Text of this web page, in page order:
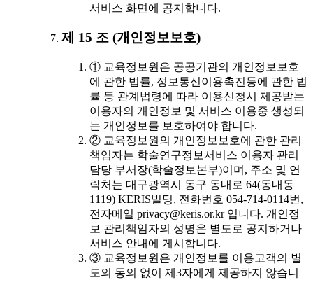
서비스 화면에 공지합니다.
제 15 조 (개인정보보호)
① 교육정보원은 공공기관의 개인정보보호
에 관한 법률, 정보통신이용촉진등에 관한 법
률 등 관계법령에 따라 이용신청시 제공받는
이용자의 개인정보 및 서비스 이용중 생성되
는 개인정보를 보호하여야 합니다.
② 교육정보원의 개인정보보호에 관한 관리
책임자는 학술연구정보서비스 이용자 관리
담당 부서장(학술정보본부)이며, 주소 및 연
락처는 대구광역시 동구 동내로 64(동내동
1119) KERIS빌딩, 전화번호 054-714-0114번,
전자메일 privacy@keris.or.kr 입니다. 개인정
보 관리책임자의 성명은 별도로 공지하거나
서비스 안내에 게시합니다.
③ 교육정보원은 개인정보를 이용고객의 별
도의 동의 없이 제3자에게 제공하지 않습니